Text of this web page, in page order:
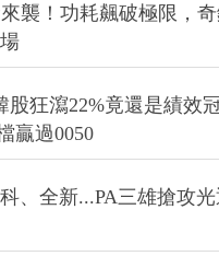
襲！功耗飆破極限，
股狂瀉22%竟還是績效
贏過0050
、全新...PA三雄搶攻